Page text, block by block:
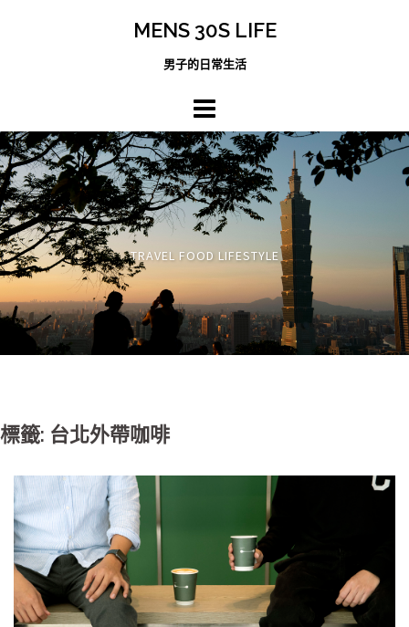
MENS 30S LIFE
男子的日常生活
TRAVEL FOOD LIFESTYLE
標籤: 台北外帶咖啡